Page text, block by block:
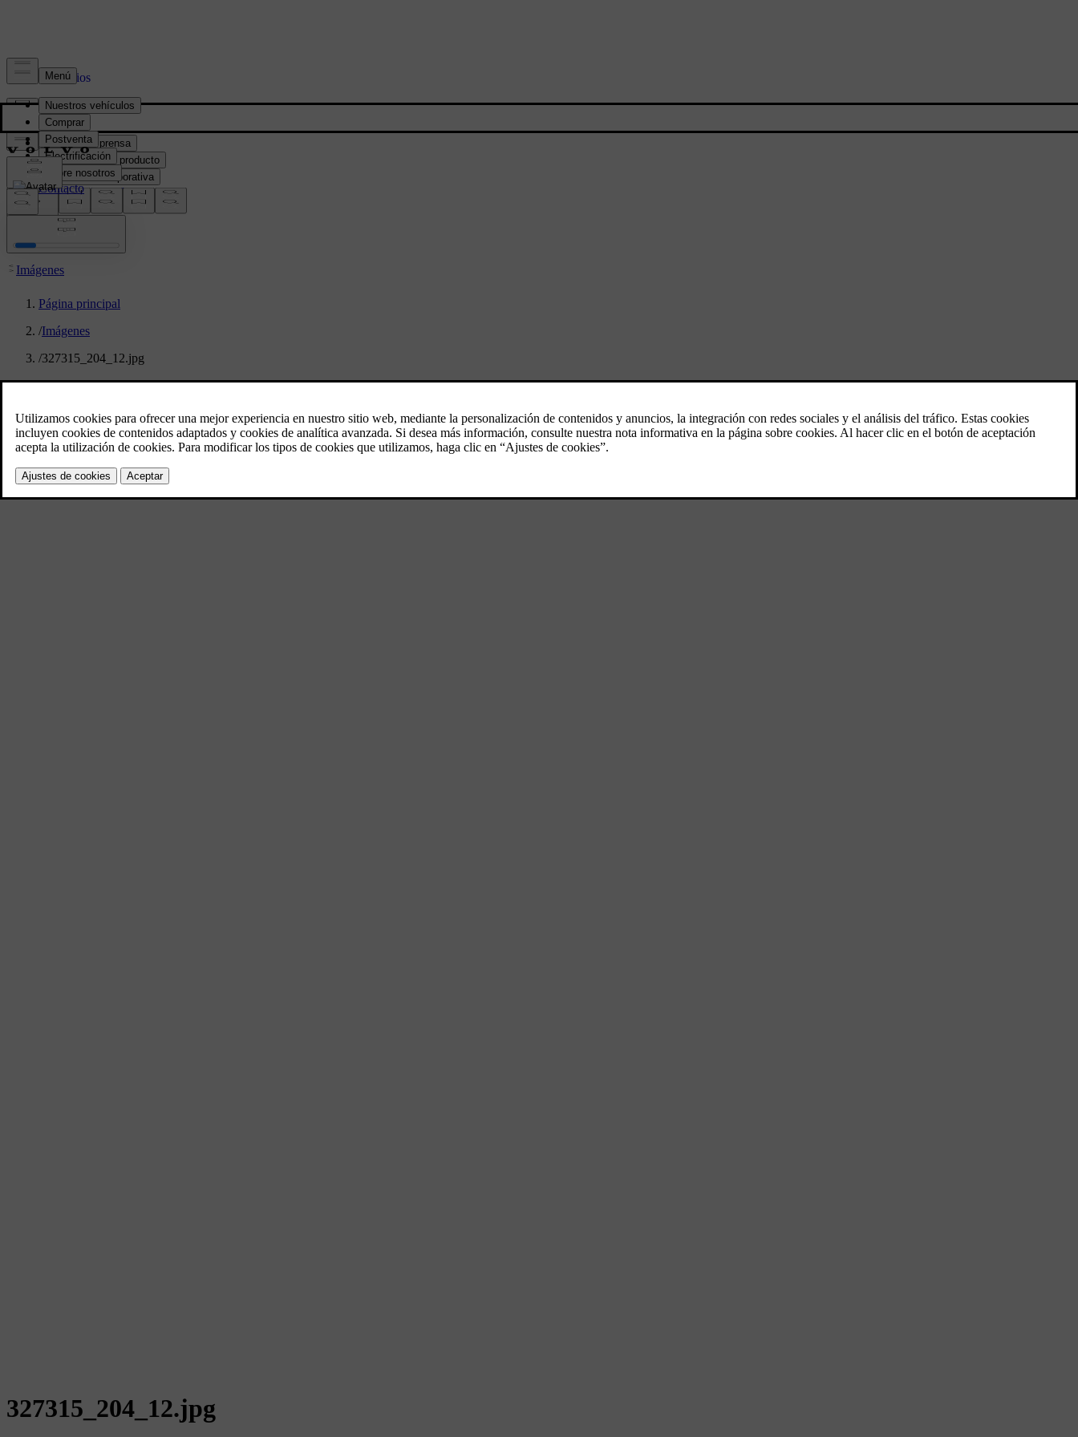
Prensa y Medios
Material de prensa
Información del producto
Información corporativa
Contacto de medios
location:
Imágenes
Página principal
/Imágenes
/327315_204_12.jpg
327315_204_12.jpg